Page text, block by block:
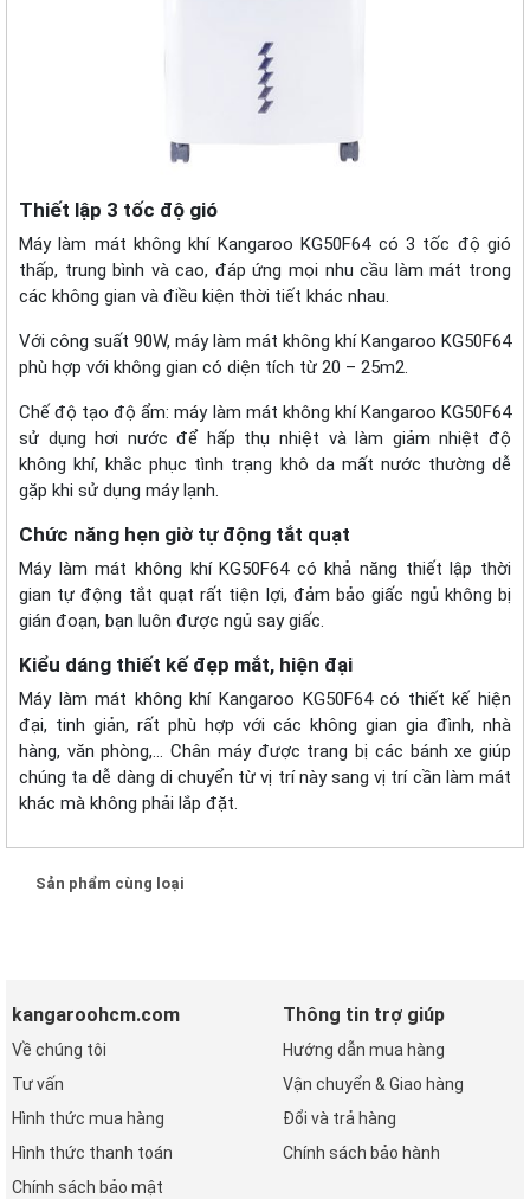
Thiết lập 3 tốc độ gió
Máy làm mát không khí Kangaroo KG50F64 có 3 tốc độ gió
thấp, trung bình và cao, đáp ứng mọi nhu cầu làm mát trong
các không gian và điều kiện thời tiết khác nhau.
Với công suất 90W, máy làm mát không khí Kangaroo KG50F64
phù hợp với không gian có diện tích từ 20 – 25m2.
Chế độ tạo độ ẩm: máy làm mát không khí Kangaroo KG50F64
sử dụng hơi nước để hấp thụ nhiệt và làm giảm nhiệt độ
không khí, khắc phục tình trạng khô da mất nước thường dễ
gặp khi sử dụng máy lạnh.
Chức năng hẹn giờ tự động tắt quạt
Máy làm mát không khí KG50F64 có khả năng thiết lập thời
gian tự động tắt quạt rất tiện lợi, đảm bảo giấc ngủ không bị
gián đoạn, bạn luôn được ngủ say giấc.
Kiểu dáng thiết kế đẹp mắt, hiện đại
Máy làm mát không khí Kangaroo KG50F64 có thiết kế hiện
đại, tinh giản, rất phù hợp với các không gian gia đình, nhà
hàng, văn phòng,… Chân máy được trang bị các bánh xe giúp
chúng ta dễ dàng di chuyển từ vị trí này sang vị trí cần làm mát
khác mà không phải lắp đặt.
Sản phẩm cùng loại
kangaroohcm.com
Về chúng tôi
Tư vấn
Hình thức mua hàng
Hình thức thanh toán
Chính sách bảo mật
Thông tin trợ giúp
Hướng dẫn mua hàng
Vận chuyển & Giao hàng
Đổi và trả hàng
Chính sách bảo hành